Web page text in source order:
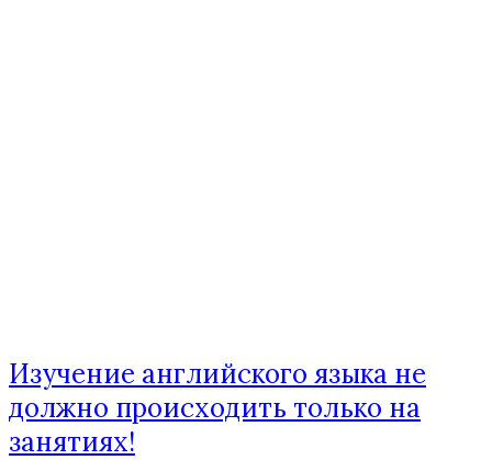
Изучение английского языка не
должно происходить только на
занятиях!